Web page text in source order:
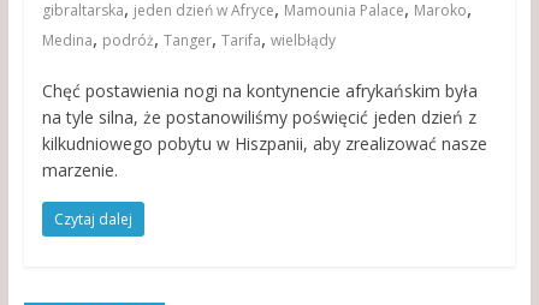
gibraltarska, jeden dzień w Afryce, Mamounia Palace, Maroko,
Medina, podróż, Tanger, Tarifa, wielbłądy
Chęć postawienia nogi na kontynencie afrykańskim była
na tyle silna, że postanowiliśmy poświęcić jeden dzień z
kilkudniowego pobytu w Hiszpanii, aby zrealizować nasze
marzenie.
Czytaj dalej